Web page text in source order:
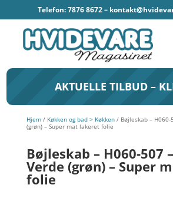
Telefon: 7876 8672 –
AKTUELLE TILBUD –
Hjem/ Køkken og bad > Køkken/ Bøjleskab – H060-
(grøn) – Super mat lakeret folie
Bøjleskab – H060-507
Verde (grøn) – Super
folie